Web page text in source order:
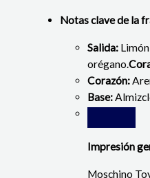
Notas clave de la
Salida:
orégano.
Corazón:
Base:
Impresión
Moschino